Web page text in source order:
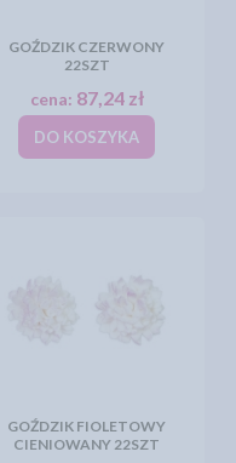
GOŹDZIK CZERWONY
22SZT
cena: 87,24 zł
DO KOSZYKA
GOŹDZIK FIOLETOWY
CIENIOWANY 22SZT